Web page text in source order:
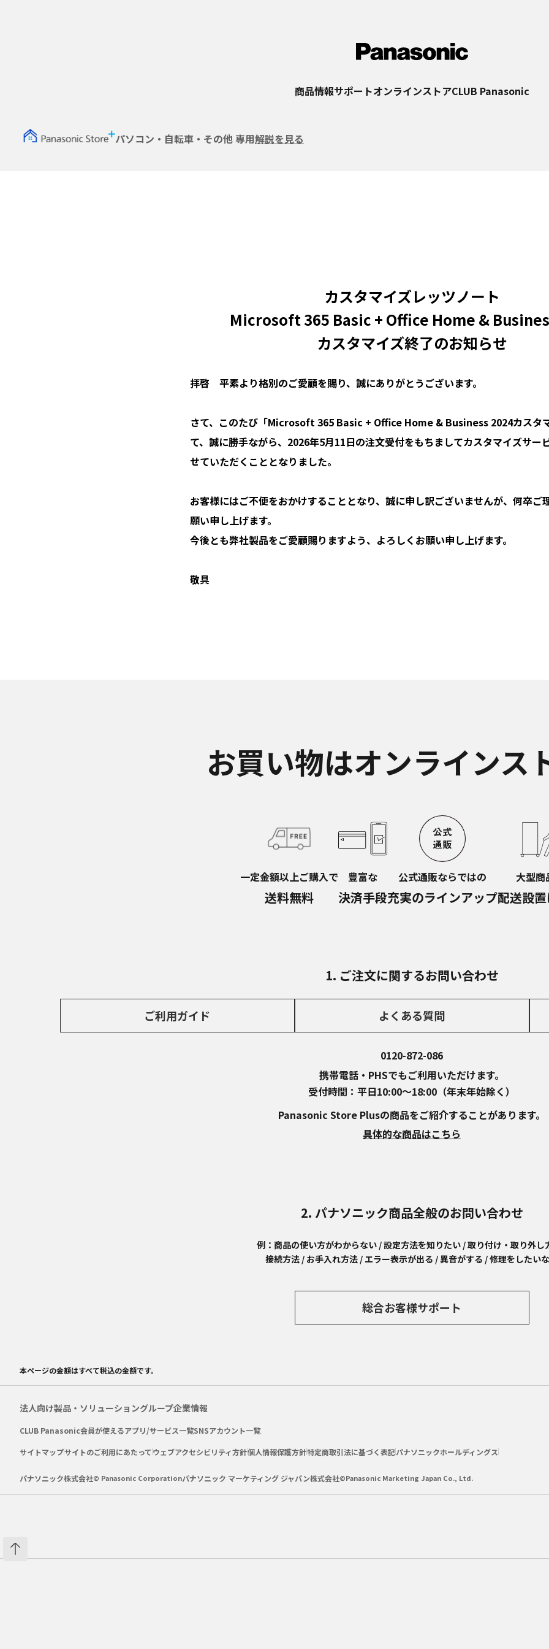
商品情報サポートオンラインストアCLUB Panasonic
パソコン・自転車・その他 専用解説を見る
カスタマイズレッツノート
Microsoft 365 Basic + Office Home &
カスタマイズ終了のお知らせ
拝啓　平素より格別のご愛顧を賜り、誠にありがとうございます。
さて、このたび「Microsoft 365 Basic + Office Home & Business 2024カスタ
て、誠に勝手ながら、2026年5月11日の注文受付をもちましてカスタマイズサー
せていただくこととなりました。
お客様にはご不便をおかけすることとなり、誠に申し訳ございませんが、何卒ご
願い申し上げます。
今後とも弊社製品をご愛顧賜りますよう、よろしくお願い申し上げます。
敬具
お買い物はオンラインス
一定金額以上ご購入で
送料無料
豊富な
決済手段
公式通販ならではの
充実のラインアップ
大型商
配送設
1. ご注文に関するお問い合わせ
ご利用ガイド よくある質問
0120-872-086
携帯電話・PHSでもご利用いただけます。
受付時間：平日10:00～18:00 （年末年始除く）
Panasonic Store Plusの商品をご紹介することがあります。
具体的な商品はこちら
2. パナソニック商品全般のお問い合わせ
例：商品の使い方がわからない / 設定方法を知りたい / 取り付け・取り外し
接続方法 / お手入れ方法 / エラー表示が出る / 異音がする / 修理をしたい
総合お客様サポート
本ページの金額はすべて税込の金額です。
法人向け製品・ソリューショングループ企業情報
CLUB Panasonic会員が使えるアプリ/サービス一覧SNSアカウント一覧
サイトマップサイトのご利用にあたってウェブアクセシビリティ方針個人情報保護方針特定商取引法に基づく表記パナソニックホールディングス
パナソニック株式会社© Panasonic Corporationパナソニック マーケティング ジャパン株式会社©Panasonic Marketing Japan Co., Ltd.